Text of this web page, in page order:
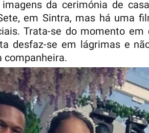
da cerimónia de
em Sintra, mas há uma
Trata-se do momento em
desfaz-se em lágrimas e
companheira.